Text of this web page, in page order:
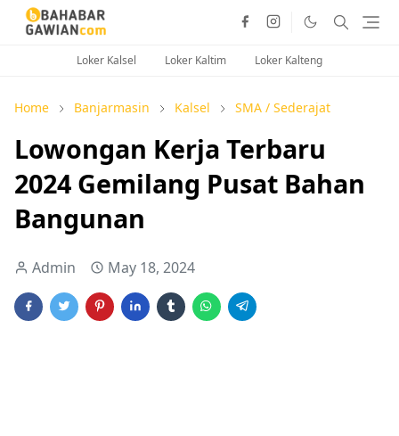
Loker Kalsel Loker Kaltim Loker Kalteng
Home Banjarmasin Kalsel SMA / Sederajat
Lowongan Kerja Terbaru
2024 Gemilang Pusat Bahan
Bangunan
Admin May 18, 2024